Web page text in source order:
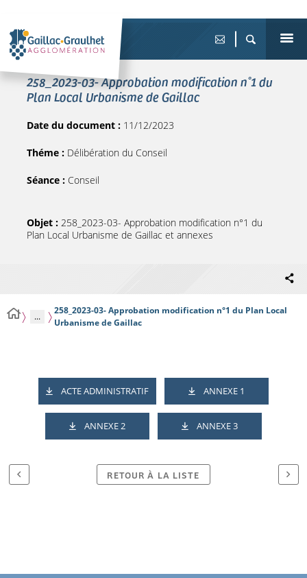
258_2023-03- Approbation modification n°1 du
Plan Local Urbanisme de Gaillac
Date du document : 11/12/2023
Théme : Délibération du Conseil
Séance : Conseil
Objet : 258_2023-03- Approbation modification n°1 du
Plan Local Urbanisme de Gaillac et annexes
...
258_2023-03- Approbation modification n°1 du Plan Local
Urbanisme de Gaillac
ACTE ADMINISTRATIF ANNEXE 1
ANNEXE 2 ANNEXE 3
RETOUR À LA LISTE